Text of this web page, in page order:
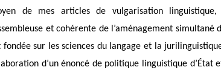
de mes articles de vulgarisation
et cohérente de l’aménagement
fondée sur les sciences du langage et la
d’un énoncé de politique linguistique